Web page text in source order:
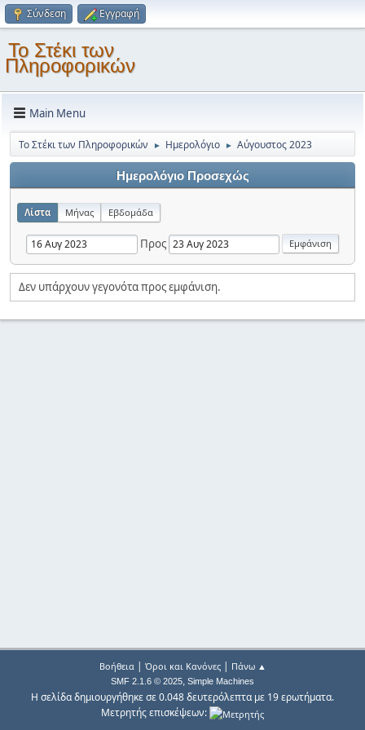
Σύνδεση Εγγραφή
Το Στέκι των
Πληροφορικών
Main Menu
Το Στέκι των Πληροφορικών ► Ημερολόγιο ► Αύγουστος 2023
Ημερολόγιο Προσεχώς
Λίστα Μήνας Εβδομάδα
Προς
Δεν υπάρχουν γεγονότα προς εμφάνιση.
Βοήθεια| Όροι και Κανόνες| Πάνω ▲
SMF 2.1.6 © 2025, Simple Machines
Η σελίδα δημιουργήθηκε σε 0.048 δευτερόλεπτα με 19 ερωτήματα.
Μετρητής επισκέψεων: